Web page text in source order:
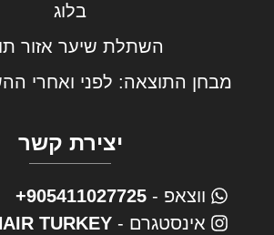
בלוג
השתלת שיער אזור
מבחן התוצאה: לפני ואחרי
יצירת קשר
ווצאפ - 905411027725+
אינסטגרם - TURKEY